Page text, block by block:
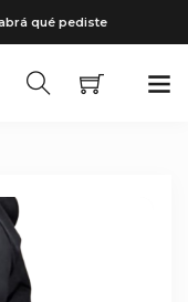
qué pediste